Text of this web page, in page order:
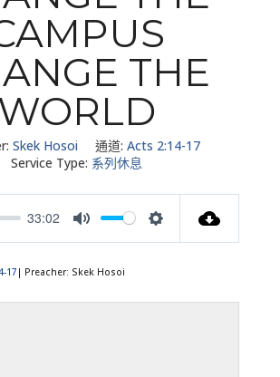
THE
Skek Hosoi 通道: Acts 2:14-17
Service Type: 系列休息
33:02
17 | Preacher: Skek Hosoi